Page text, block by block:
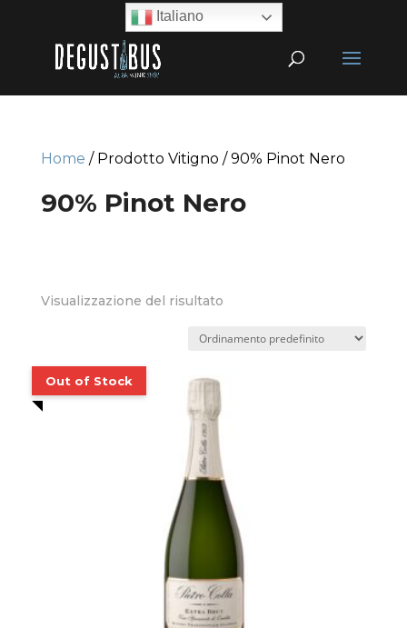
Home / Prodotto Vitigno / 90% Pinot Nero
90% Pinot Nero
Visualizzazione del risultato
Italiano